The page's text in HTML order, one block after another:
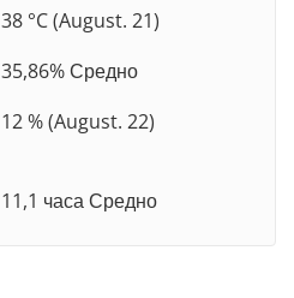
38 °C (August. 21)
35,86% Средно
12 % (August. 22)
11,1 часа Средно